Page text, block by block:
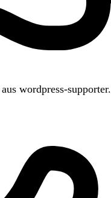
aus wordpress-